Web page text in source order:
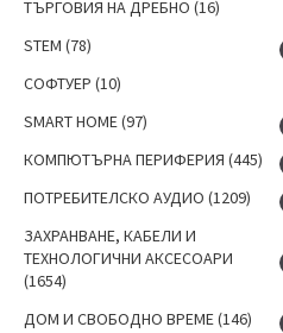
ТЪРГОВИЯ НА ДРЕБНО (16)
STEM (78)
СОФТУЕР (10)
SMART HOME(97)
КОМПЮТЪРНА ПЕРИФЕРИЯ (445)
ПОТРЕБИТЕЛСКО АУДИО (1209)
ЗАХРАНВАНЕ, КАБЕЛИ И
ТЕХНОЛОГИЧНИ АКСЕСОАРИ
(1654)
ДОМ И СВОБОДНО ВРЕМЕ(146)